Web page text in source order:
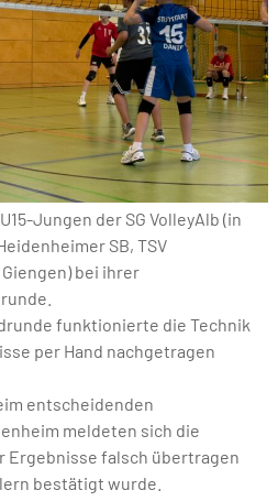
Jungen der SG VolleyAlb (in
SB, TSV
bei ihrer
funktionierte die Technik
per Hand nachgetragen
entscheidenden
meldeten sich die
Ergebnisse falsch übertragen
bestätigt wurde.